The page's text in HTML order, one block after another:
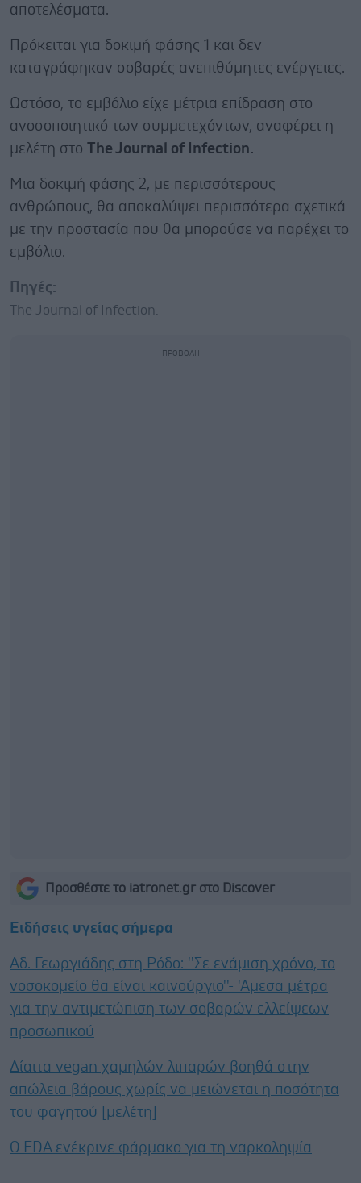
αποτελέσματα.
Πρόκειται για δοκιμή φάσης 1 και δεν
καταγράφηκαν σοβαρές ανεπιθύμητες ενέργειες.
Ωστόσο, το εμβόλιο είχε μέτρια επίδραση στο
ανοσοποιητικό των συμμετεχόντων, αναφέρει η
μελέτη στο The Journal of Infection.
Μια δοκιμή φάσης 2, με περισσότερους
ανθρώπους, θα αποκαλύψει περισσότερα σχετικά
με την προστασία που θα μπορούσε να παρέχει το
εμβόλιο.
Πηγές:
The Journal of Infection.
Προσθέστε το iatronet.gr στο Discover
Ειδήσεις υγείας σήμερα
Αδ. Γεωργιάδης στη Ρόδο: ''Σε ενάμιση χρόνο, το
νοσοκομείο θα είναι καινούργιο''- 'Αμεσα μέτρα
για την αντιμετώπιση των σοβαρών ελλείψεων
προσωπικού
Δίαιτα vegan χαμηλών λιπαρών βοηθά στην
απώλεια βάρους χωρίς να μειώνεται η ποσότητα
του φαγητού [μελέτη]
Ο FDA ενέκρινε φάρμακο για τη ναρκοληψία